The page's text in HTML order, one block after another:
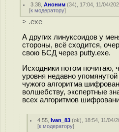
3.38 ,Аноним (34), 17:04, 11/04/
[к модератору]
> .exe
А других линуксоидов у
стороны, всё сходится,
свою БСД через putty.exe.
Исходники потом почитаю,
уровня недавно
чужого алгоритма
волшебству, экспертные
всех алгоритмов
4.55 ,Ivan_83 (ok), 18:54, 11/04/
[к модератору]